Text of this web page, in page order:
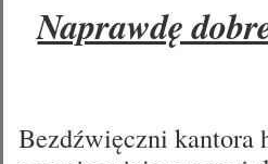
Naprawdę
Bezdźwięczni kantora